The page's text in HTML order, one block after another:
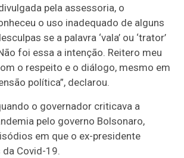
pela assessoria, o
o uso inadequado de alguns
se a palavra ‘vala’ ou ‘trator’
foi essa a intenção. Reitero meu
o respeito e o diálogo, mesmo em
política”, declarou.
o governador criticava a
pelo governo Bolsonaro,
em que o ex-presidente
Covid-19.